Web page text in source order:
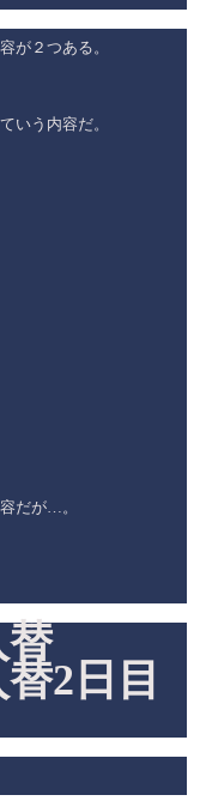
が２つある。
いう内容だ。
だが…。
2日目